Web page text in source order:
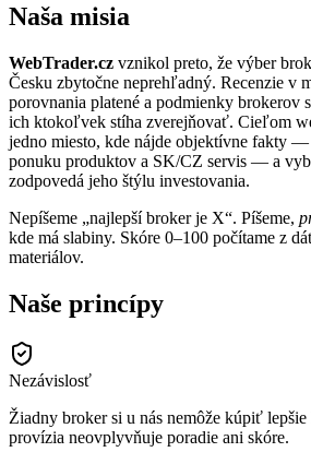
Naša misia
WebTrader.cz vznikol preto, že výber
Česku zbytočne neprehľadný. Recenzie v
porovnania platené a podmienky brokerov
ich ktokoľvek stíha zverejňovať. Cieľom
jedno miesto, kde nájde objektívne fakty
ponuku produktov a SK/CZ servis — a
zodpovedá jeho štýlu investovania.
Nepíšeme „najlepší broker je X“. Píšeme,
kde má slabiny. Skóre 0–100 počítame z
materiálov.
Naše princípy
Nezávislosť
Žiadny broker si u nás nemôže kúpiť
provízia neovplyvňuje poradie ani skóre.